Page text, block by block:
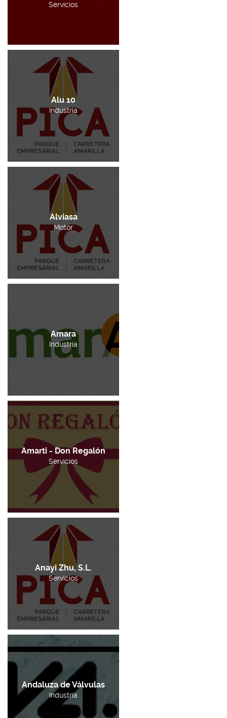
Servicios
Alu 10
Industria
Alviasa
Motor
Amara
Industria
Amarti - Don Regalón
Servicios
Anayi Zhu, S.L.
Servicios
Andaluza de Válvulas
Industria